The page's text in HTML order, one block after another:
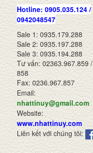
Hotline: 0905.035.124 /
0942048547
Sale 1: 0935.179.288
Sale 2: 0935.197.288
Sale 3: 0935.194.288
Tư vấn: 02363.967.859 /
858
Fax: 0236.967.857
Email:
nhattinuy@gmail.com
Website:
www.nhattinuy.com
Liên kết với chúng tôi: